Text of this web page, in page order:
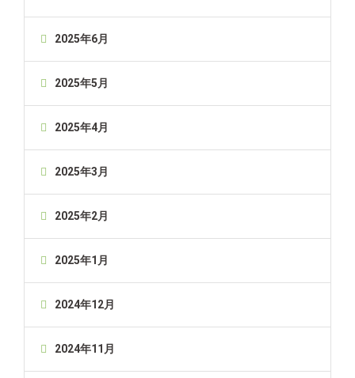
2025年6月
2025年5月
2025年4月
2025年3月
2025年2月
2025年1月
2024年12月
2024年11月